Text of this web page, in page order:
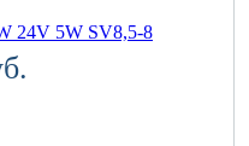
24V 5W SV8,5-8